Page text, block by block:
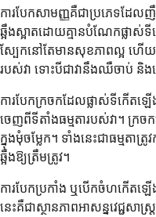
ការបែកសាមញ្ញគឺជាប្រភេទដែល
ឆ្អឹងស្អាតដោយគ្មានបំណែកផ្លាស់
ស្បែកនៅតែមានសុខភាពល្អ ហើយក្
របស់វា ទោះបីជាវានឹងឈឺចាប់ និ
ការបែកក្រចកដែលផ្លាស់ទីកើត
ចេញពីទីតាំងធម្មតារបស់វា។ ក្រ
ក្នុងមុំចម្លែក។ ទាំងនេះជាធម្មតាត្រូ
ឆ្អឹងឱ្យត្រឹមត្រូវ។
ការបែកប្រកាំង ឬបើកចំហកើតឡ
នេះគឺជាស្ថានភាពអាសន្នវេជ្ជសា